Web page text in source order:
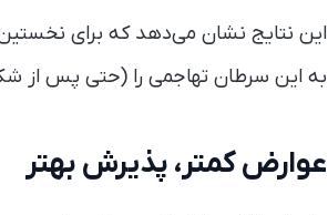
این نتایج نشان می‌دهد که برای
به این سرطان تهاجمی را (حتی پس از
عوارض کمتر، پذیرش بهتر